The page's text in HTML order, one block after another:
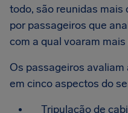
todo, são reunidas mais
por passageiros que
com a qual voaram
Os passageiros
em cinco aspectos do
Tripulação de